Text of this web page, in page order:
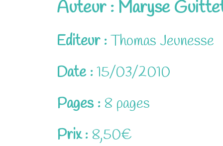
Auteur : Maryse
Editeur :Thomas Jeunesse
Date :15/03/2010
Pages : 8 pages
Prix : 8,50€